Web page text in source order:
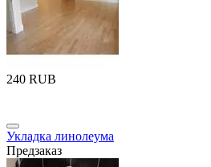
‍240‍ RUB
Укладка линолеума
Предзаказ